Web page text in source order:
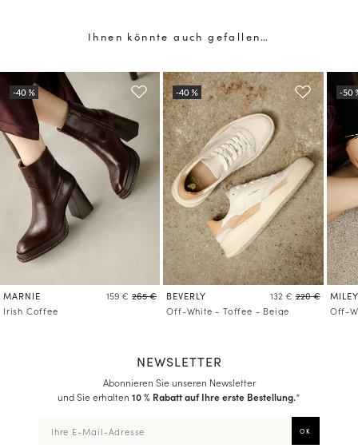
Ihnen könnte auch gefallen…
MARNIE 159 € 265 €
Irish Coffee
BEVERLY 132 € 220 €
Off-White - Toffee - Beige
MILEY
Off-
NEWSLETTER
Abonnieren Sie unseren Newsletter
und Sie erhalten 10 % Rabatt auf Ihre erste Bestellung.*